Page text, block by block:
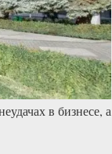
в бизнесе, а